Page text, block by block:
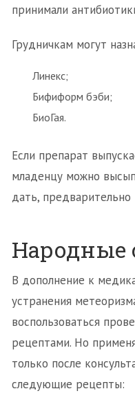
принимали
Грудничкам могут
Линекс;
Бифиформ бэби;
БиоГая.
Если препарат
младенцу можно
дать,
Народные
В дополнение к
устранения
воспользоваться
рецептами. Но
только после
следующие рецепты: